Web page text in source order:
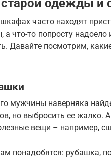
одежды и
часто находят
что-то попросту надоело
Давайте посмотрим,
мужчины наверняка
но выбросить ее
вещи – например,
понадобятся: рубашка,